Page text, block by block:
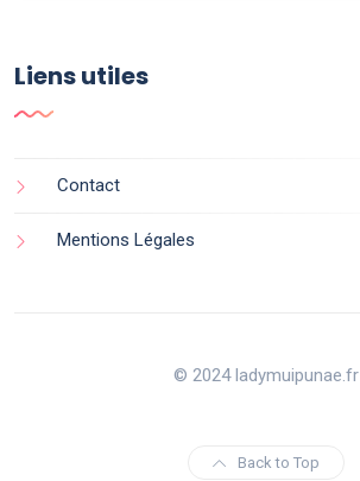
Liens utiles
Contact
Mentions Légales
© 2024 ladymuipunae.fr
Back to Top